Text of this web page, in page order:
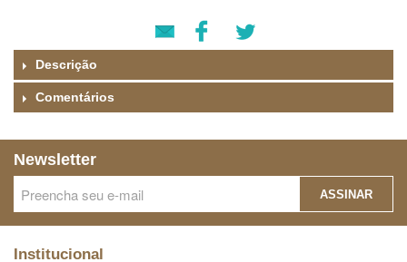
Descrição
Comentários
Newsletter
ASSINAR
Institucional